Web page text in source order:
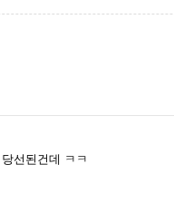
선된건데 ㅋㅋ